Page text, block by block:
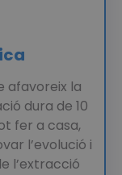
afavoreix la
dura de 10
fer a casa,
l’evolució i
l’extracció